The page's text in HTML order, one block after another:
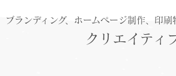
ブランディング、ホームページ制作、印
クリエイティ